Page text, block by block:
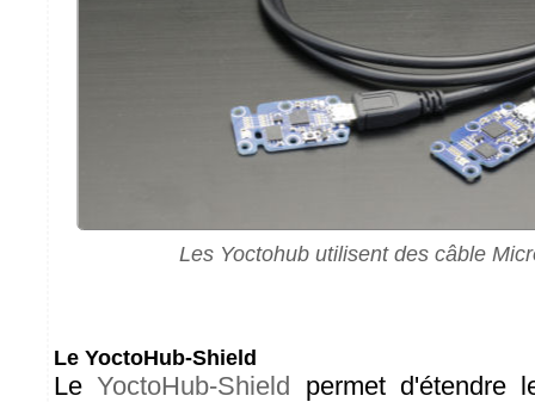
Les Yoctohub utilisent des câble
Le YoctoHub-Shield
LeYoctoHub-Shield permet d'étendre